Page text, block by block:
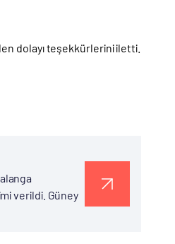
dolayı teşekkürlerini iletti.
verildi. Güney